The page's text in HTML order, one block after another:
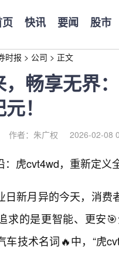
快讯 要闻 股市
时报 > 公司 > 正文
，畅享无界
！
作者：朱广权 2026-02-08
：虎cvt4wd，重新定
日新月异的今天，消费
求的是更智能、更安
车技术名词🔥中，“虎